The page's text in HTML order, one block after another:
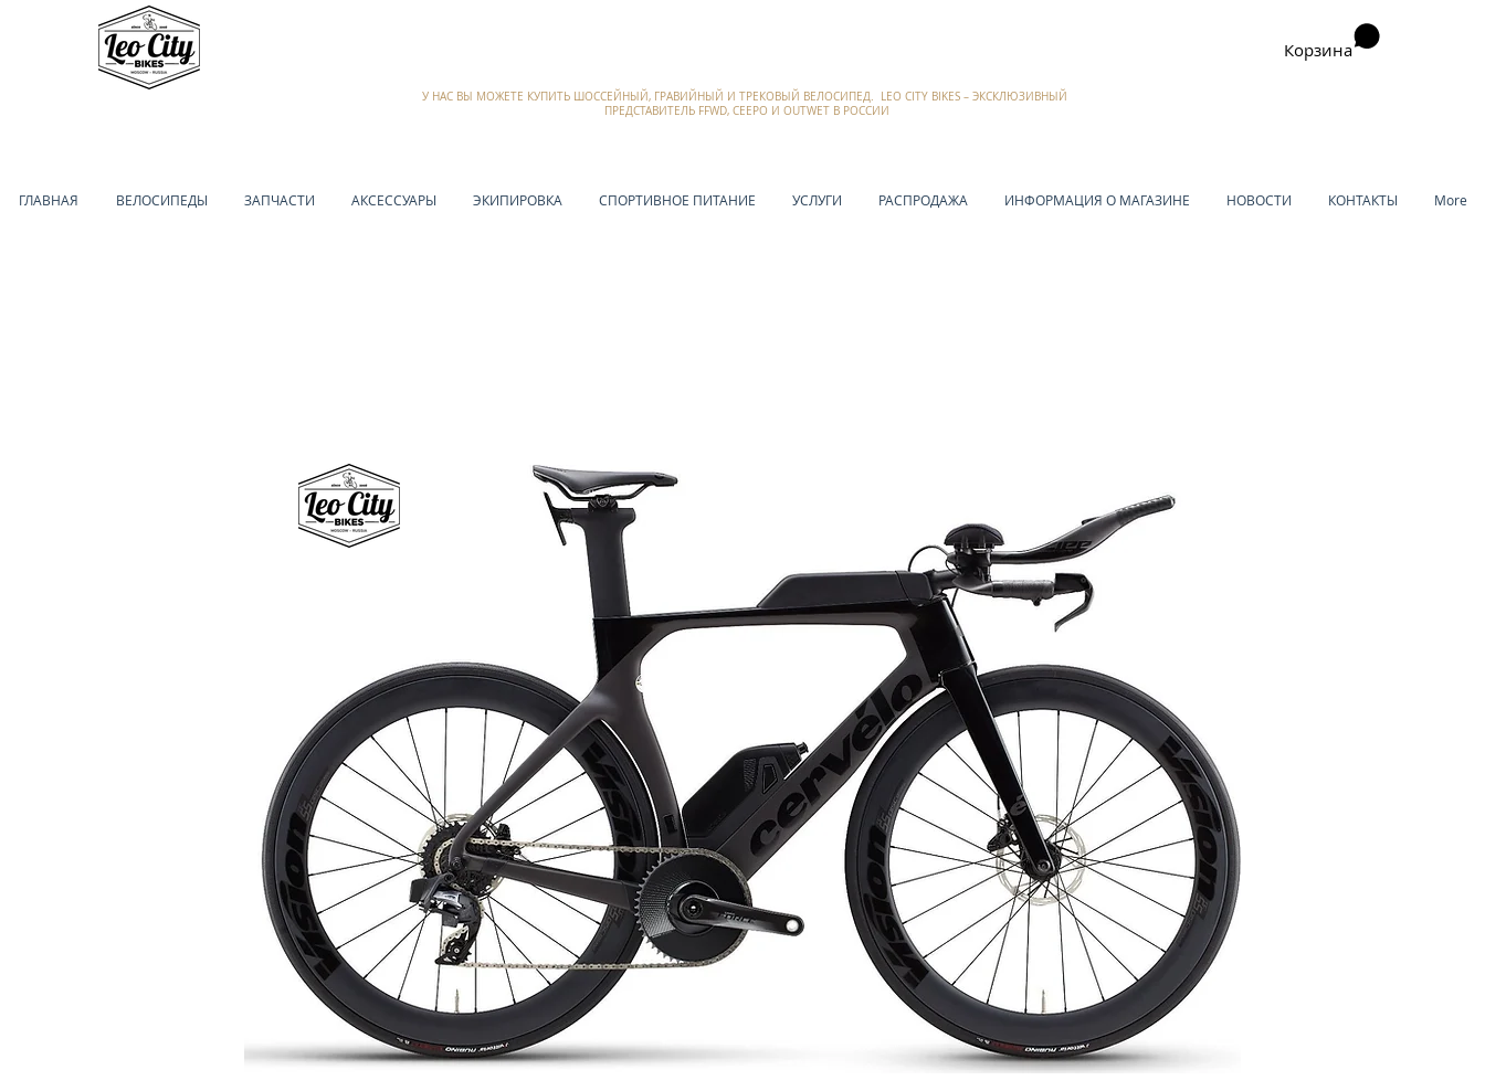
Корзина
У НАС ВЫ МОЖЕТЕ КУПИТЬ ШОССЕЙНЫЙ, ГРАВИЙНЫЙ И ТРЕКОВЫЙ ВЕЛОСИПЕД. LEO CITY BIKES – ЭКСКЛЮЗИВНЫЙ
ПРЕДСТАВИТЕЛЬ FFWD, CEEPO И OUTWET В РОССИИ
ГЛАВНАЯ ВЕЛОСИПЕДЫ ЗАПЧАСТИ АКСЕССУАРЫ ЭКИПИРОВКА СПОРТИВНОЕ ПИТАНИЕ УСЛУГИ РАСПРОДАЖА ИНФОРМАЦИЯ О МАГАЗИНЕ НОВОСТИ КОНТАКТЫ More